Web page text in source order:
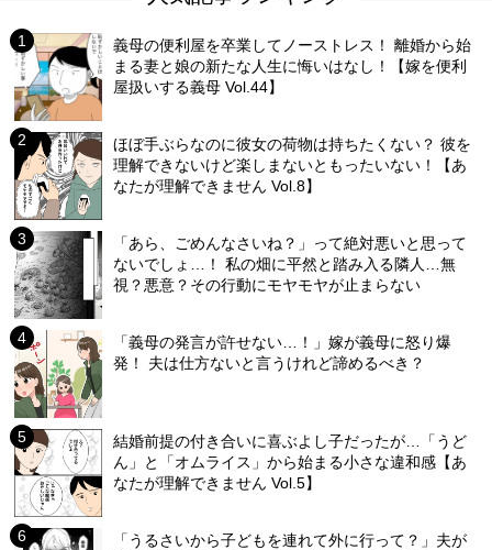
義母の便利屋を卒業してノーストレス！ 離婚から始
まる妻と娘の新たな人生に悔いはなし！【嫁を便利
屋扱いする義母 Vol.44】
ほぼ手ぶらなのに彼女の荷物は持ちたくない？ 彼を
理解できないけど楽しまないともったいない！【あ
なたが理解できません Vol.8】
「あら、ごめんなさいね？」って絶対悪いと思って
ないでしょ…！ 私の畑に平然と踏み入る隣人…無
視？悪意？その行動にモヤモヤが止まらない
「義母の発言が許せない…！」嫁が義母に怒り爆
発！ 夫は仕方ないと言うけれど諦めるべき？
結婚前提の付き合いに喜ぶよし子だったが…「うど
ん」と「オムライス」から始まる小さな違和感【あ
なたが理解できません Vol.5】
「うるさいから子どもを連れて外に行って？」夫が